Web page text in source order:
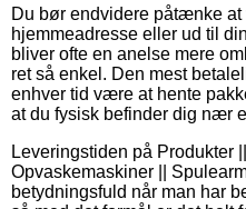
Du bør endvidere påtænke
hjemmeadresse eller ud til
bliver ofte en anelse mere
ret så enkel. Den mest
enhver tid være at hente
at du fysisk befinder dig nær
Leveringstiden på Produkter
Opvaskemaskiner ||
betydningsfuld når man har